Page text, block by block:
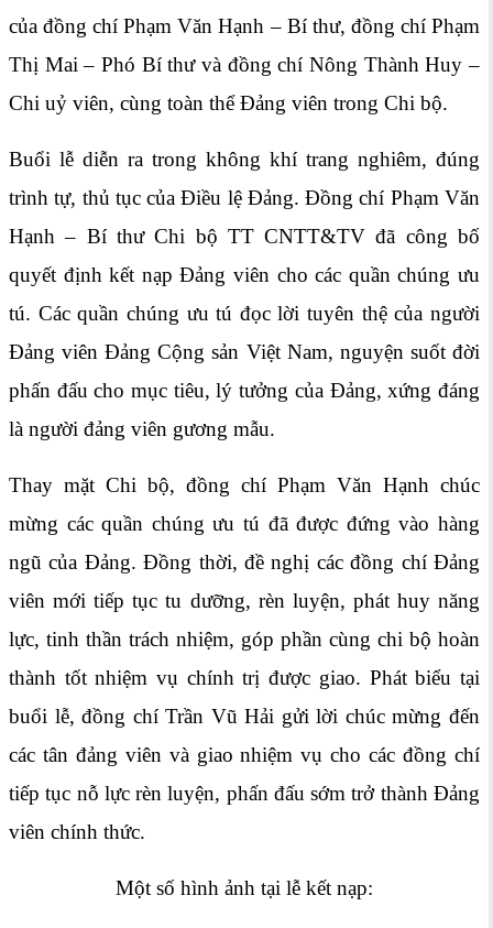
của đồng chí Phạm Văn Hạnh – Bí thư, đồng chí Phạm
Thị Mai – Phó Bí thư và đồng chí Nông Thành Huy –
Chi uỷ viên, cùng toàn thể Đảng viên trong Chi bộ.
Buổi lễ diễn ra trong không khí trang nghiêm, đúng
trình tự, thủ tục của Điều lệ Đảng. Đồng chí Phạm Văn
Hạnh – Bí thư Chi bộ TT CNTT&TV đã công bố
quyết định kết nạp Đảng viên cho các quần chúng ưu
tú. Các quần chúng ưu tú đọc lời tuyên thệ của người
Đảng viên Đảng Cộng sản Việt Nam, nguyện suốt đời
phấn đấu cho mục tiêu, lý tưởng của Đảng, xứng đáng
là người đảng viên gương mẫu.
Thay mặt Chi bộ, đồng chí Phạm Văn Hạnh chúc
mừng các quần chúng ưu tú đã được đứng vào hàng
ngũ của Đảng. Đồng thời, đề nghị các đồng chí Đảng
viên mới tiếp tục tu dưỡng, rèn luyện, phát huy năng
lực, tinh thần trách nhiệm, góp phần cùng chi bộ hoàn
thành tốt nhiệm vụ chính trị được giao. Phát biểu tại
buổi lễ, đồng chí Trần Vũ Hải gửi lời chúc mừng đến
các tân đảng viên và giao nhiệm vụ cho các đồng chí
tiếp tục nỗ lực rèn luyện, phấn đấu sớm trở thành Đảng
viên chính thức.
Một số hình ảnh tại lễ kết nạp: